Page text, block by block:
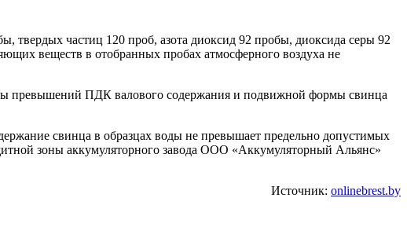
твердых частиц 120 проб, азота диоксид 92 пробы, диоксида серы 92
веществ в отобранных пробах атмосферного воздуха не
превышений ПДК валового содержания и подвижной формы свинца
свинца в образцах воды не превышает предельно допустимых
зоны аккумуляторного завода ООО «Аккумуляторный Альянс»
Источник: onlinebrest.by